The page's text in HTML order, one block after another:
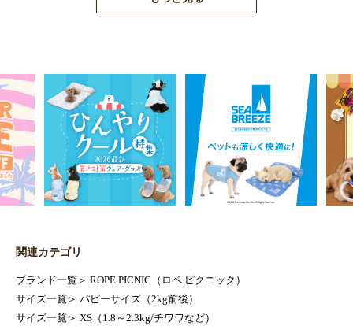
関連カテゴリ
ブランド一覧 ＞ ROPE PICNIC（ロペ ピクニック）
サイズ一覧 ＞ パピーサイズ（2kg前後）
サイズ一覧 ＞ XS（1.8～2.3kg/チワワなど）